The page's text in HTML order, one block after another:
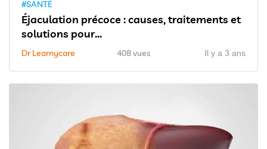
#SANTÉ
Éjaculation précoce : causes, traitements et
solutions pour...
Dr Learnycare 408 vues Il y a 3 ans